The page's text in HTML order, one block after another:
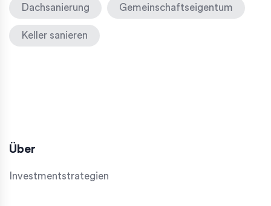
Dachsanierung Gemeinschaftseigentum
Keller sanieren
Über
Investmentstrategien